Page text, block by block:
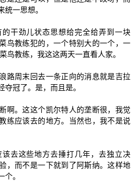
统一思想。
干劲儿状态思想给完全给弄到一块
鸟教练犯的，一个特别大的一个，一
鸟教练，我这这两天一直看人家。
路周末回去一条正向的消息就是吉拉
冠了。是，而且是。
啊。这这个凯尔特人的垄断很，我觉
练应该去的地方。当然也，我不是说
去这些地方去捶打几年，去独立决
，而不是一下就到了阿斯纳。这样地
。